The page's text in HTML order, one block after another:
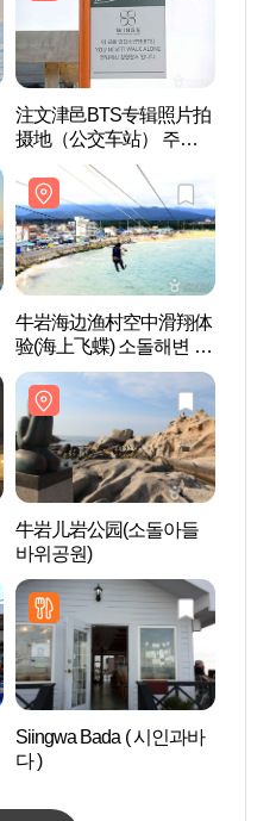
注文津邑BTS专辑照片拍
摄地（公交车站） 주문
진읍 BTS 앨범사진 촬영
지 (버스정류장)
牛岩海边渔村空中滑翔体
验(海上飞蝶) 소돌해변 스
카이어촌체험(아라나비)
牛岩儿岩公园(소돌아들
바위공원)
Siingwa Bada ( 시인과바
다 )